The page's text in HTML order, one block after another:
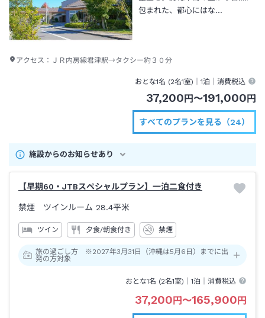
包まれた、都心にはな…
アクセス： ＪＲ内房線君津駅→タクシー約３０分
おとな1名 (2名1室)｜1泊 ｜消費税込
37,200円〜191,000円
すべてのプランを見る（24）
施設からのお知らせあり
【早期60・JTBスペシャルプラン】一泊二食付き
禁煙 ツインルーム 28.4平米
ツイン 夕食/朝食付き 禁煙
旅の過ごし方 ※2027年3月31日（沖縄は5月6日）までに出
発の方対象
おとな1名 (2名1室)｜1泊 ｜消費税込
37,200円〜165,900円